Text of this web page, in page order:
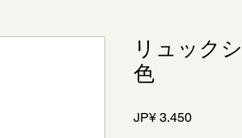
リュック
色
JP¥ 3.450Preço